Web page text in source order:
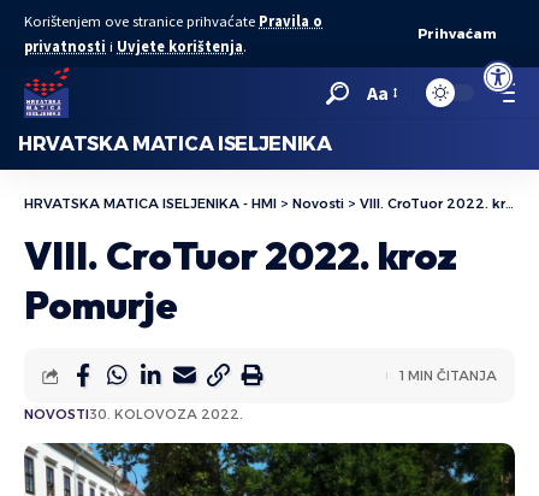
Open
Korištenjem ove stranice prihvaćate Pravila o
privatnosti i Uvjete korištenja.
Prihvaćam
Aa
HRVATSKA MATICA ISELJENIKA
HRVATSKA MATICA ISELJENIKA - HMI > Novosti > VIII. CroTuor 2022. kroz Pomurje
VIII. CroTuor 2022. kroz
Pomurje
NOVOSTI30. KOLOVOZA 2022.
1 MIN ČITANJA